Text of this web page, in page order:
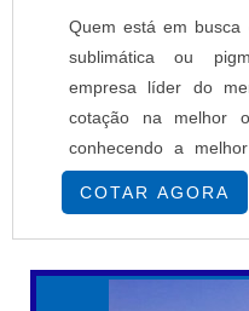
Quem está em busca
sublimática ou
empresa líder do
cotação na melhor
conhecendo a
benefício.MAIS
TINTA
alguém busca por
sublimática ou
COTAR AGORA